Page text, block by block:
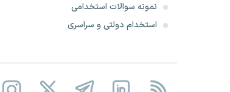
آستان قدس رضوی
تعزیرات حکومتی
نمونه سوالات استخدامی
استخدام دولتی و سراسری